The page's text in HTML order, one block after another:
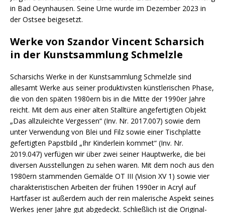
in Bad Oeynhausen. Seine Urne wurde im Dezember 2023 in
der Ostsee beigesetzt.
Werke von Szandor Vincent Scharsich
in der Kunstsammlung Schmelzle
Scharsichs Werke in der Kunstsammlung Schmelzle sind
allesamt Werke aus seiner produktivsten künstlerischen Phase,
die von den späten 1980ern bis in die Mitte der 1990er Jahre
reicht. Mit dem aus einer alten Stalltüre angefertigten Objekt
„Das allzuleichte Vergessen“ (Inv. Nr. 2017.007) sowie dem
unter Verwendung von Blei und Filz sowie einer Tischplatte
gefertigten Papstbild „Ihr Kinderlein kommet“ (Inv. Nr.
2019.047) verfügen wir über zwei seiner Hauptwerke, die bei
diversen Ausstellungen zu sehen waren. Mit dem noch aus den
1980ern stammenden Gemälde OT III (Vision XV 1) sowie vier
charakteristischen Arbeiten der frühen 1990er in Acryl auf
Hartfaser ist außerdem auch der rein malerische Aspekt seines
Werkes jener Jahre gut abgedeckt. Schließlich ist die Original-